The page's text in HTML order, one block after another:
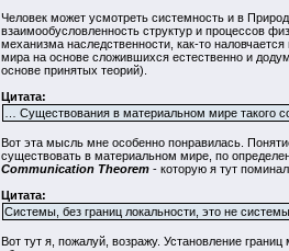
Человек может усмотреть системность и в
взаимообусловленность структур и процессов
механизма наследственности, как-то
мира на основе сложившихся естественно и
основе принятых теорий).
Цитата:
… Существования в материальном мире такого
Вот эта мысль мне особенно понравилась.
существовать в материальном мире, по
Communication Theorem- которую я тут
Цитата:
Системы, без границ локальности, это не
Вот тут я, пожалуй, возражу. Установление